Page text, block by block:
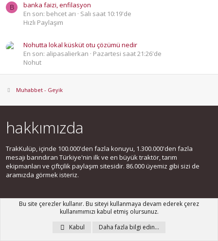
B
banka faizi, enfilasyon
En son: behcet arı
Salı saat 10:19'de
Hızlı Paylaşım
Nohutta lokal küsküt otu çözümü nedir
En son: alipasalierkan
Pazartesi saat 21:26'de
Nohut
Muhabbet - Geyik
hakkımızda
TrakKulüp, içinde 100.000'den fazla konuyu, 1.300.000'den fazla
mesajı barındıran Türkiye'nin ilk ve en büyük traktör, tarım
ekipmanları ve çiftçilik paylaşım sitesidir. 86.000 üyemiz gibi sizi de
aramızda görmek isteriz.
bizi takip edin
Bu site çerezler kullanır. Bu siteyi kullanmaya devam ederek çerez
kullanımımızı kabul etmiş olursunuz.
Kabul
Daha fazla bilgi edin…